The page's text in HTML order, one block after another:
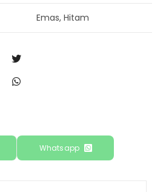
Emas, Hitam
Whatsapp